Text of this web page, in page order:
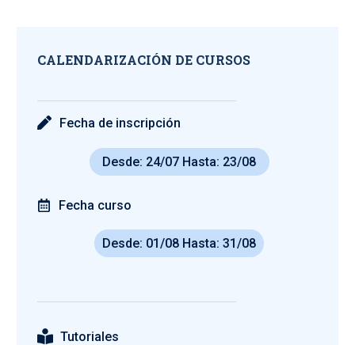
CALENDARIZACIÓN DE CURSOS
Fecha de inscripción
Desde: 24/07 Hasta: 23/08
Fecha curso
Desde: 01/08 Hasta: 31/08
Tutoriales